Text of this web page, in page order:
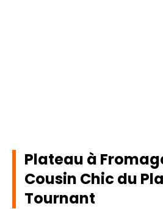
Plateau à
Cousin Chic du
Tournant